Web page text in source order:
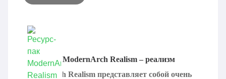
Ресурс-пак ModernArch Realism – реализм
ModernArch Realism представляет собой очень